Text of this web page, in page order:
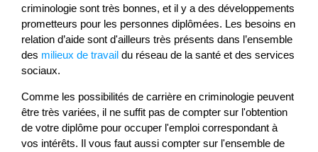
criminologie sont très bonnes, et il y a des développements
prometteurs pour les personnes diplômées. Les besoins en
relation d’aide sont d'ailleurs très présents dans l’ensemble
des milieux de travail du réseau de la santé et des services
sociaux.
Comme les possibilités de carrière en criminologie peuvent
être très variées, il ne suffit pas de compter sur l'obtention
de votre diplôme pour occuper l'emploi correspondant à
vos intérêts. Il vous faut aussi compter sur l'ensemble de